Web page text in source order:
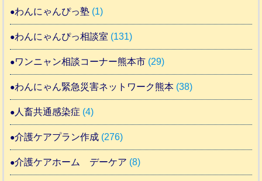
わんにゃんぴっ塾 (1)
わんにゃんぴっ相談室 (131)
ワンニャン相談コーナー熊本市 (29)
わんにゃん緊急災害ネットワーク熊本 (38)
人畜共通感染症 (4)
介護ケアプラン作成 (276)
介護ケアホーム デーケア (8)